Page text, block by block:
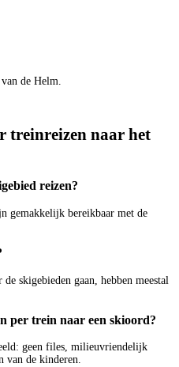
de Helm.
treinreizen naar het
reizen?
gemakkelijk bereikbaar met de
skigebieden gaan, hebben meestal
per trein naar een skioord?
geen files, milieuvriendelijk
van de kinderen.